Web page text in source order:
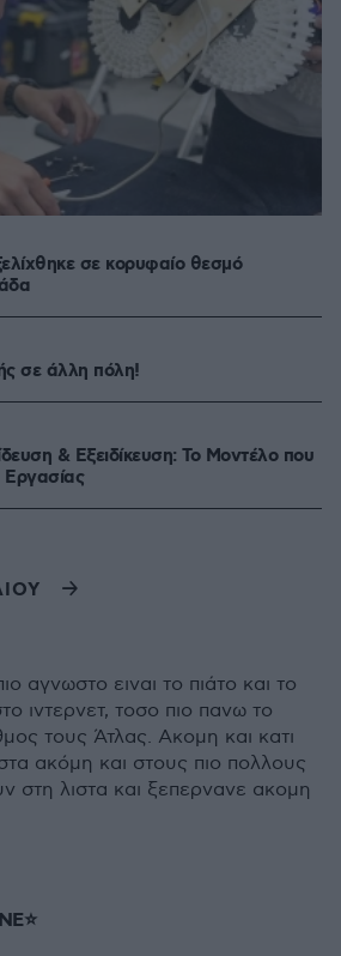
σε κορυφαίο θεσμό
σε άλλη πόλη!
& Εξειδίκευση: Το Mοντέλο που
αγνωστο ειναι το πιάτο και το
ιντερνετ, τοσο πιο πανω το
τους Άτλας. Ακομη και κατι
ακόμη και στους πιο πολλους
στη λιστα και ξεπερνανε ακομη